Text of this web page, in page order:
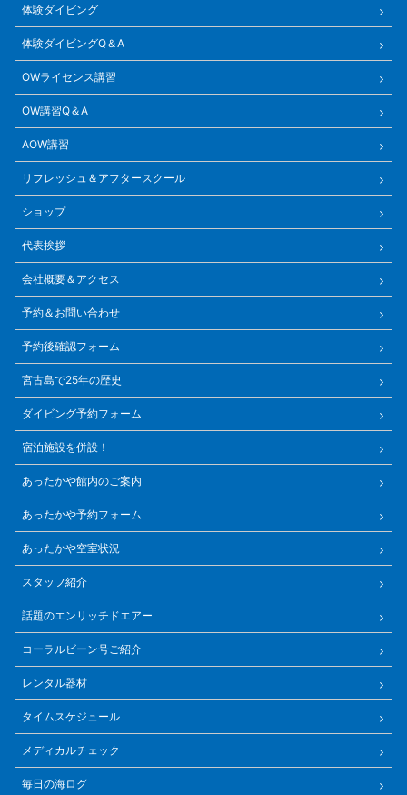
体験ダイビング
体験ダイビングQ＆A
OWライセンス講習
OW講習Q＆A
AOW講習
リフレッシュ＆アフタースクール
ショップ
代表挨拶
会社概要＆アクセス
予約＆お問い合わせ
予約後確認フォーム
宮古島で25年の歴史
ダイビング予約フォーム
宿泊施設を併設！
あったかや館内のご案内
あったかや予約フォーム
あったかや空室状況
スタッフ紹介
話題のエンリッチドエアー
コーラルビーン号ご紹介
レンタル器材
タイムスケジュール
メディカルチェック
毎日の海ログ